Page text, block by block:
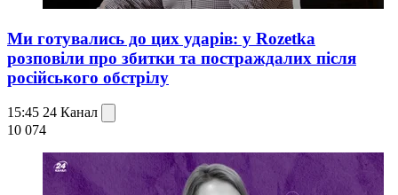
Ми готувались до цих ударів: у Rozetka
розповіли про збитки та постраждалих після
російського обстрілу
15:45 24 Канал
10 074